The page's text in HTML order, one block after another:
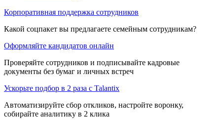
Корпоративная поддержка сотрудников
Какой соцпакет вы предлагаете семейным сотрудникам?
Оформляйте кандидатов онлайн
Проверяйте сотрудников и подписывайте кадровые
документы без бумаг и личных встреч
Ускорьте подбор в 2 раза с Talantix
Автоматизируйте сбор откликов, настройте воронку,
собирайте аналитику в 2 клика